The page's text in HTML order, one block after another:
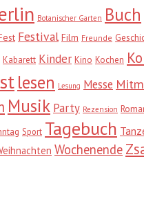
Botanischer Garten Buch
Festival Film Freunde
Kabarett Kinder Kino Kochen
lesen Lesung Messe
Musik Party Rezension
Sport Tagebuch
Wochenende